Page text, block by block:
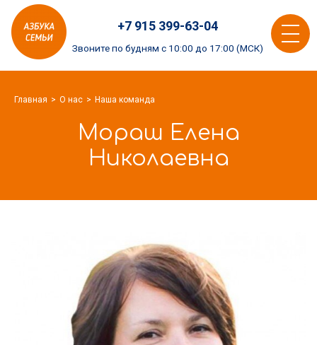
Азбука
семьи
logo
+7 915 399-63-04
Звоните по будням с 10:00 до 17:00 (МСК)
Toggle
Главная О нас Наша команда
Мораш Елена
Николаевна